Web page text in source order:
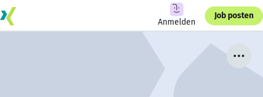
Anmelden
Job posten